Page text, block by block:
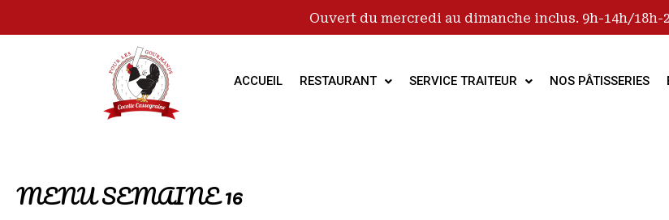
Ouvert du mercredi au dimanche inclus. 9h-14h/18h-
ACCUEIL RESTAURANT SERVICE TRAITEUR NOS PÂTISSERIES
MENU SEMAINE 16